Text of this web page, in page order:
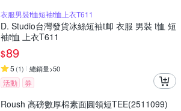
衣服男裝t恤短袖t恤上衣T611
D. Studio台灣發貨冰絲短袖t卹 衣服 男裝 t恤 短
袖t恤 上衣T611
$89
5 (1) 總銷量>50
活動 券
Roush 高磅數厚棉素面圓領短TEE(2511099)